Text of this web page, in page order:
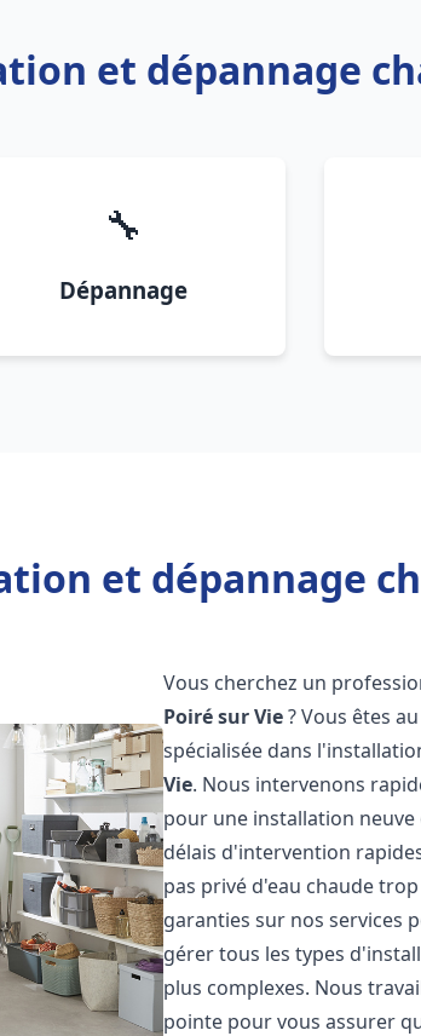
et dépannage
🔧
Dépannage
et dépannage
Vous cherchez un
Poiré sur Vie? Vous êtes
spécialisée dans
Vie. Nous intervenons
pour une installation
délais d'intervention
pas privé d'eau chaude
garanties sur nos services
gérer tous les types
plus complexes. Nous
pointe pour vous assurer